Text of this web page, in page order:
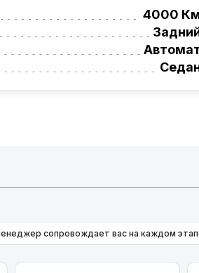
на НОВЫЕ автомобили.
(29) 689-20-20
4000
сопровождает вас на каждом